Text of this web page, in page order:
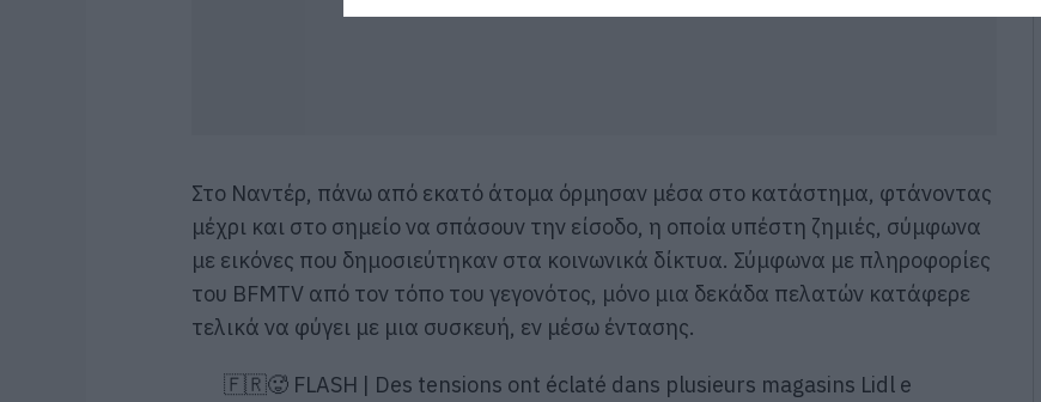
Στο Ναντέρ, πάνω από εκατό άτομα όρμησαν μέσα στο κατάστημα, φτάνοντας
μέχρι και στο σημείο να σπάσουν την είσοδο, η οποία υπέστη ζημιές, σύμφωνα
με εικόνες που δημοσιεύτηκαν στα κοινωνικά δίκτυα. Σύμφωνα με πληροφορίες
του BFMTV από τον τόπο του γεγονότος, μόνο μια δεκάδα πελατών κατάφερε
τελικά να φύγει με μια συσκευή, εν μέσω έντασης.
🇫🇷🥵 FLASH | Des tensions ont éclaté dans plusieurs magasins Lidl e